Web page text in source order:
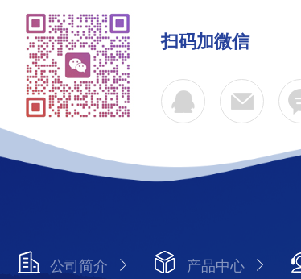
扫码加微信
公司简介 产品中心